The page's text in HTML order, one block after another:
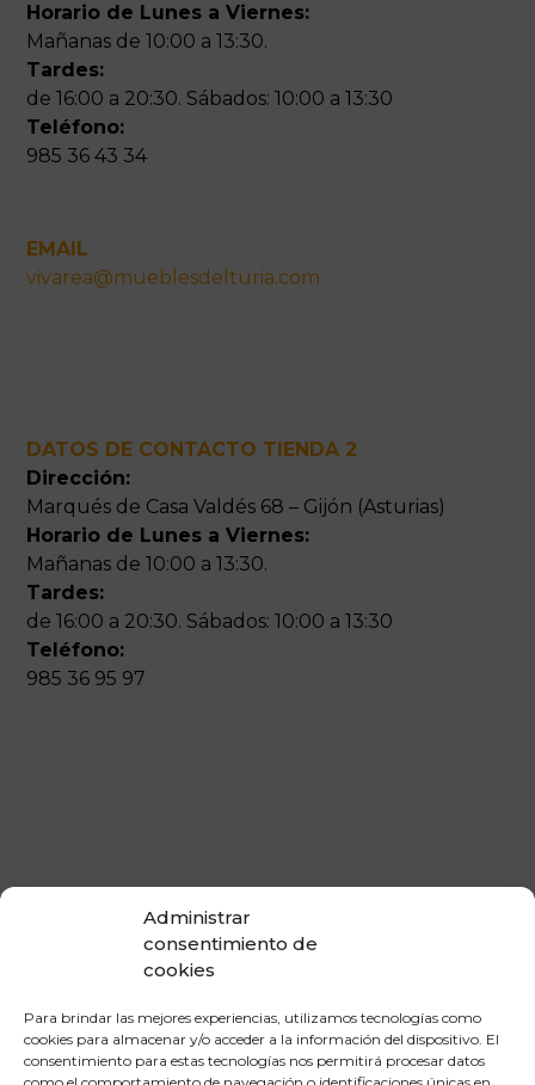
Administrar
consentimiento de
cookies
Para brindar las mejores experiencias, utilizamos tecnologías como
cookies para almacenar y/o acceder a la información del dispositivo. El
consentimiento para estas tecnologías nos permitirá procesar datos
Horario de Lunes a Viernes:
Mañanas de 10:00 a 13:30.
Tardes:
de 16:00 a 20:30. Sábados: 10:00 a 13:30
Teléfono:
985 36 43 34
EMAIL
vivarea@mueblesdelturia.com
DATOS DE CONTACTO TIENDA 2
Dirección:
Marqués de Casa Valdés 68 – Gijón (Asturias)
Horario de Lunes a Viernes:
Mañanas de 10:00 a 13:30.
Tardes:
de 16:00 a 20:30. Sábados: 10:00 a 13:30
Teléfono:
985 36 95 97